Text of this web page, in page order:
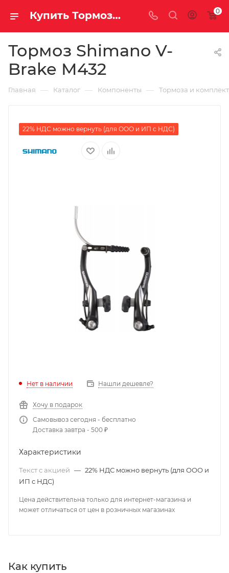
Купить Тормоз Shimano V-Brake M432 за рублей, а со скидкой 0
Тормоз Shimano V-
Brake M432
Главная — Каталог — Компоненты — Тормоза и
22% НДС можно вернуть (для ООО и ИП с НДС)
Нет в наличии Нашли дешевле?
Хочу в подарок
Самовывоз сегодня - бесплатно
Доставка завтра - 500 ₽
Характеристики
Текст с акцией — 22% НДС можно вернуть (для ООО и
ИП с НДС)
Цена действительна только для интернет-магазина и
может отличаться от цен в розничных магазинах
Как купить